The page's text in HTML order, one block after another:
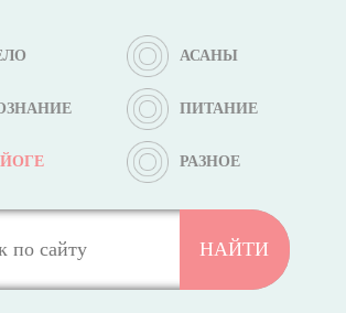
АСАНЫ
ПИТАНИЕ
РАЗНОЕ